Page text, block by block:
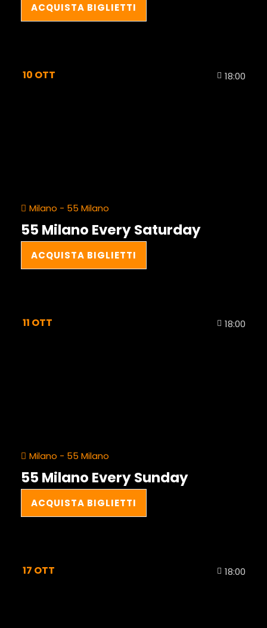
ACQUISTA BIGLIETTI
10 OTT 18:00
Milano - 55 Milano
55 Milano Every Saturday
ACQUISTA BIGLIETTI
11 OTT 18:00
Milano - 55 Milano
55 Milano Every Sunday
ACQUISTA BIGLIETTI
17 OTT 18:00